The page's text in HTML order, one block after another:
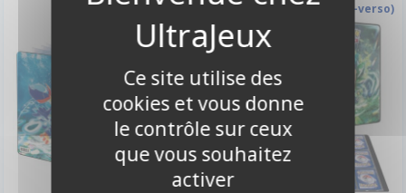
- A4 - 9 Cases
cases ( 252 cartes recto-verso)
Ce site utilise des
cookies et vous donne
le contrôle sur ceux
que vous souhaitez
activer